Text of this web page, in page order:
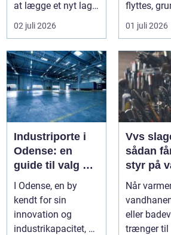
at lægge et nyt lag
asfalt. Det handler
også om
planlægnin...
02 juli 2026
flyttes,
klargøres,
01 juli 2026
Industriporte i
Odense: en
guide til valg og
installation
I Odense, en by
kendt for sin
innovation og
industrikapacitet, er
Vvs
sådan
styr på
varme
i din bolig
Når
eller
trænger til